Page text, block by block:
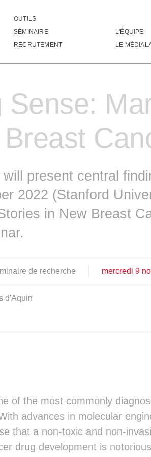
OUTILS
SÉMINAIRE
RECRUTEMENT
L'ÉQUIPE
LE
Sense: Markets from
░░░░░
░░░░░░░░░░░░░░░░░
Sense:
present central
2022 (Stanford
in New Breast
de recherche mercredi 9
d'Aquin
of the most commonly
advances in molecular
that a non-toxic and non-
drug development is